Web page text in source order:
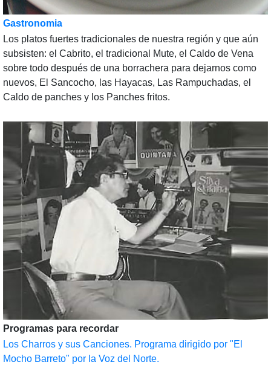
Gastronomia
Los platos fuertes tradicionales de nuestra región y que aún
subsisten: el Cabrito, el tradicional Mute, el Caldo de Vena
sobre todo después de una borrachera para dejarnos como
nuevos, El Sancocho, las Hayacas, Las Rampuchadas, el
Caldo de panches y los Panches fritos.
Programas para recordar
Los Charros y sus Canciones. Programa dirigido por "El
Mocho Barreto" por la Voz del Norte.